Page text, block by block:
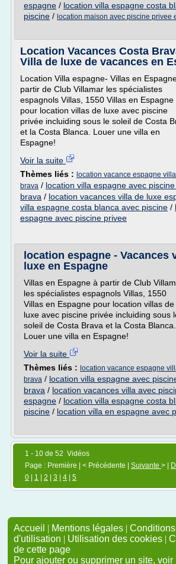
espagne / location villa espagne costa
piscine / location maison avec piscine privee
Location Vacances Costa
Villa de luxe de vacances en
Location Villa espagne- Villas en
partir de Club Villamar les spécialistes
espagnols Villas, 1550 Villas en Espagne
pour location villas de luxe avec piscine
privée incluiding sous le soleil de Costa
et la Costa Blanca. Louer une villa en
Espagne!
Voir la suite
Thèmes liés : location vacance espagne
brava / location villa espagne avec
brava / location vacances villa de luxe
villa espagne costa blanca avec piscine /
espagne avec piscine privee
location espagne - Vacances
luxe en Espagne
Villas en Espagne à partir de Club
les spécialistes espagnols Villas, 1550
Villas en Espagne pour location villas de
luxe avec piscine privée incluiding sous
soleil de Costa Brava et la Costa Blanca.
Louer une villa en Espagne!
Voir la suite
Thèmes liés : location vacance espagne
brava / location villa espagne avec
brava / location vacances villa avec
espagne / location villa espagne costa
piscine / location villa en espagne avec
1 - 10 de 52 Vidéos
Page : Première | < Précédente | Suivante > |
0
1 2 3 4 5
Accueil | Mentions légales |
d'utilisation | Utilisation des cookies |
de cette page
Pour ajouter ou supprimer un site,